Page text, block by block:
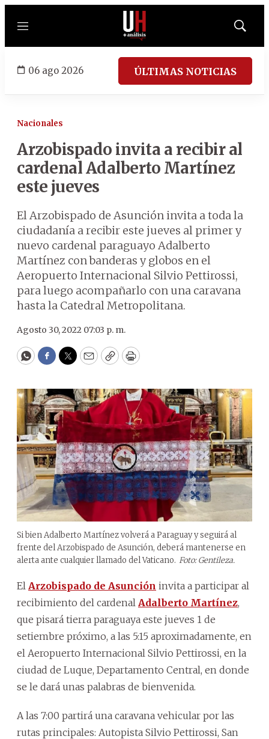
Menú
Mostrar
06 ago 2026 ÚLTIMAS NOTICIAS
Nacionales
Arzobispado invita a recibir al
cardenal Adalberto Martínez
este jueves
El Arzobispado de Asunción invita a toda la
ciudadanía a recibir este jueves al primer y
nuevo cardenal paraguayo Adalberto
Martínez con banderas y globos en el
Aeropuerto Internacional Silvio Pettirossi,
para luego acompañarlo con una caravana
hasta la Catedral Metropolitana.
Agosto 30, 2022 07:03 p. m.
WhatsApp
Facebook
Twitter
EmailCopyPrint
Si bien Adalberto Martínez volverá a Paraguay y seguirá al
frente del Arzobispado de Asunción, deberá mantenerse en
alerta ante cualquier llamado del Vaticano. Foto: Gentileza.
El Arzobispado de Asunción invita a participar al
recibimiento del cardenal Adalberto Martínez,
que pisará tierra paraguaya este jueves 1 de
setiembre próximo, a las 5:15 aproximadamente, en
el Aeropuerto Internacional Silvio Pettirossi, en la
ciudad de Luque, Departamento Central, en donde
se le dará unas palabras de bienvenida.
A las 7:00 partirá una caravana vehicular por las
rutas principales: Autopista Silvio Pettirossi, San